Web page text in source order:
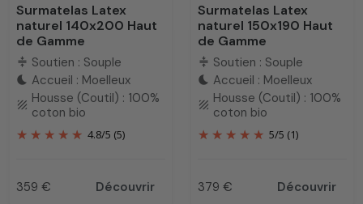
Surmatelas Latex
naturel 140x200 Haut
de Gamme
compress Soutien : Souple
bedtime Accueil : Moelleux
texture Housse (Coutil) : 100%
coton bio
4.8/5 (5)
Prix
359 € Découvrir
Surmatelas Latex
naturel 150x190 Haut
de Gamme
compress Soutien : Souple
bedtime Accueil : Moelleux
texture Housse (Coutil) : 100%
coton bio
5/5 (1)
Prix
379 € Découvrir